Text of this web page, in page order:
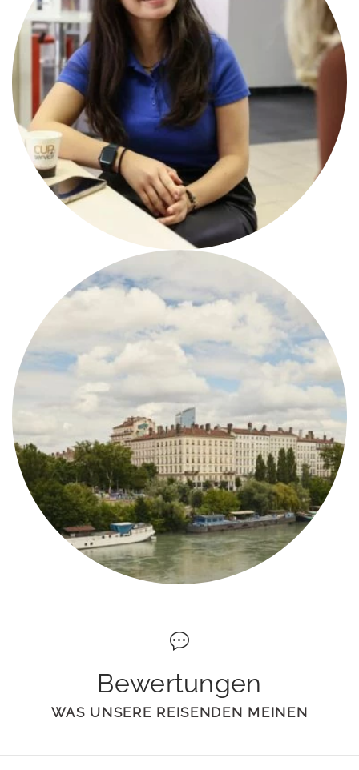
Bewertungen
WAS UNSERE REISENDEN MEINEN